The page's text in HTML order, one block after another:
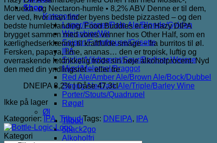
Shop
Kategorier
Lager/Pilsner/Pale Ale/Blonde/Gylden
Weissbier/Wit
Saison/Farmhouse/Grisette
IPA
Syrligt/Vildtgæret/Sour/Berliner Weisse
Mjød/Melomel/Braggot
Red Ale/Amber Ale/Brown Ale/Bock/Dubbel
Strong Ale/Dark Ale/Triple/Barley Wine
Porter/Stouts/Quadrupel
Røgøl
Øl
Tilbud
6pack2go
Alkoholfri
var:
125,00 kr..
er:
65,00 kr..
Motueka- og Nectaron-humle • 8,2% ABV Denne er til dem,
der ved, hvor man finder byens bedste pizzasted – og den
bedste humleblanding. Food Buddies er en Hazy DIPA
brygget sammen med vores venner hos Other Half, som en
kærlighedserklæring til kraftfulde smage – fra burritos til øl.
Fersken, papaya, lime, ananas… den er tropisk, luftig og
overraskende letdrikkelig trods sin høje alkoholprocent. Nyd
den med din yndlingsret – eller tre
DNEIPA 8,2% | Dåse 47,3cl
Ikke på lager
Kategorier:
IPA, Tilbud Tags: DNEIPA, IPA
Kategori